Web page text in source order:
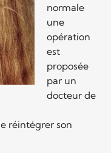
normale
une
opération
est
proposée
par un
docteur de
réintégrer son